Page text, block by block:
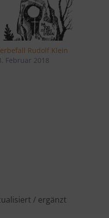
Rudolf Klein
Februar 2018
/ ergänzt